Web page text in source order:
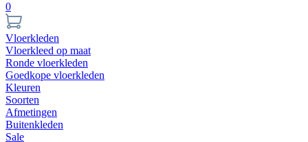
0
Vloerkleden
Vloerkleed op maat
Ronde vloerkleden
Goedkope vloerkleden
Kleuren
Soorten
Afmetingen
Buitenkleden
Sale